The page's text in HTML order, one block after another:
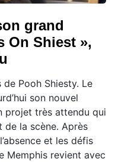
grand
On Shiest »,
de Pooh Shiesty. Le
son nouvel
projet très attendu qui
de la scène. Après
et les défis
Memphis revient avec